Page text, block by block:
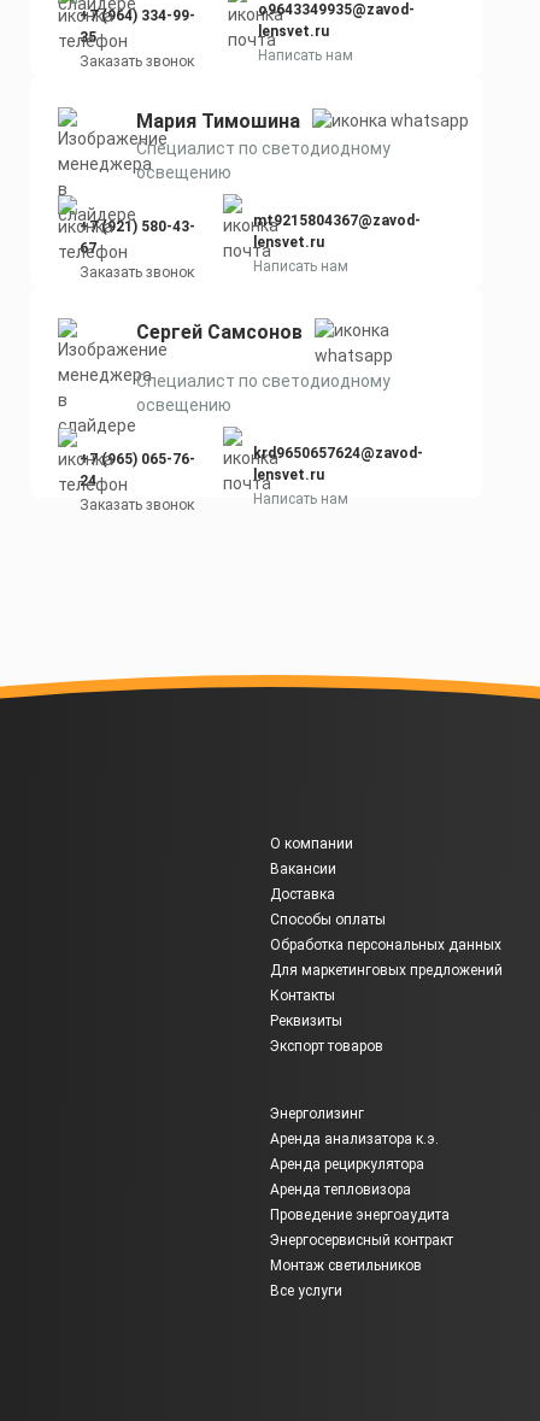
+7 (964) 334-99-
35
Заказать звонок
o9643349935@zavod-
lensvet.ru
Написать нам
Мария Тимошина
Cпециалист по светодиодному
освещению
+7 (921) 580-43-
67
Заказать звонок
mt9215804367@zavod-
lensvet.ru
Написать нам
Сергей Самсонов
Cпециалист по светодиодному
освещению
+7 (965) 065-76-
24
Заказать звонок
krd9650657624@zavod-
lensvet.ru
Написать нам
О компании
Вакансии
Доставка
Способы оплаты
Обработка персональных данных
Для маркетинговых предложений
Контакты
Реквизиты
Экспорт товаров
Энерголизинг
Аренда анализатора к.э.
Аренда рециркулятора
Аренда тепловизора
Проведение энергоаудита
Энергосервисный контракт
Монтаж светильников
Все услуги